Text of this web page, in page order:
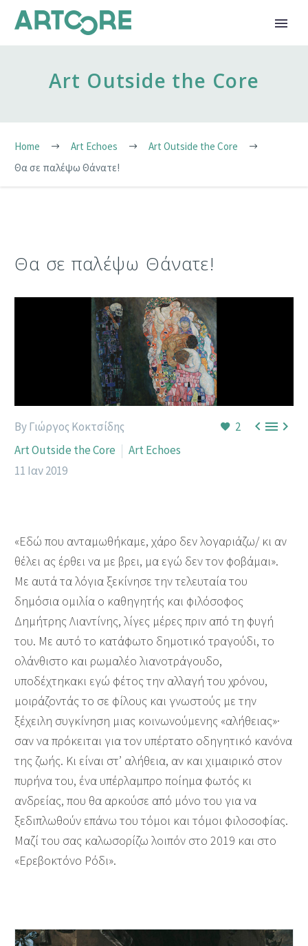
Art Outside the Core
Home Art Echoes
Art Outside the Core
Θα σε παλέψω Θάνατε!
Θα σε παλέψω Θάνατε!
2 
By Γιώργος Κοκτσίδης
Art Outside the Core
Art Echoes
11 Ιαν 2019
«Εδώ που ανταμωθήκαμε, χάρο δεν λογαριάζω/ κι αν
θέλει ας έρθει να με βρει, μα εγώ δεν τον φοβάμαι».
Με αυτά τα λόγια ξεκίνησε την τελευταία του
δημόσια ομιλία ο καθηγητής και φιλόσοφος
Δημήτρης Λιαντίνης, λίγες μέρες πριν από τη φυγή
του. Με αυτό το κατάφωτο δημοτικό τραγούδι, το
ολάνθιστο και ρωμαλέο λιανοτράγουδο,
υποδέχτηκακι εγώ φέτος την αλλαγή του χρόνου,
μοιράζοντάς το σε φίλους και γνωστούς με την
ξέχειλη συγκίνηση μιας κοινωνούμενης «αλήθειας»·
σαν να πρόκειται για τον υπέρτατο οδηγητικό κανόνα
της ζωής. Κι είναι στ’ αλήθεια, αν και χιμαιρικό στον
πυρήνα του, ένα υπέρλαμπρο ποίημα φωτός κι
ανδρείας, που θα αρκούσε από μόνο του για να
ξεδιπλωθούν επάνω του τόμοι και τόμοι φιλοσοφίας.
Μαζί του σας καλωσορίζω λοιπόν στο 2019 και στο
«Ερεβοκτόνο Ρόδι».